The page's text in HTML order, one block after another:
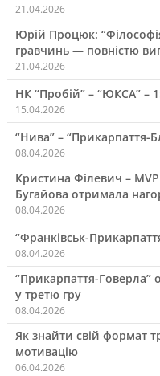
21.04.2026
Юрій Процюк:
гравчинь — повністю
21.04.2026
НК “Пробій” – “ЮКСА” –
15.04.2026
“Нива” – “Прикарпаття-
08.04.2026
Кристина Філевич –
Бугайова отримала
08.04.2026
“Франківськ-
08.04.2026
“Прикарпаття-Говерла”
у третю гру
08.04.2026
Як знайти свій формат
мотивацію
06.04.2026